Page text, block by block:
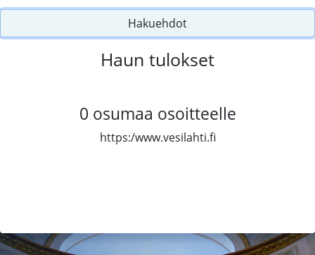
Hakuehdot
Haun tulokset
0 osumaa osoitteelle
https:/www.vesilahti.fi